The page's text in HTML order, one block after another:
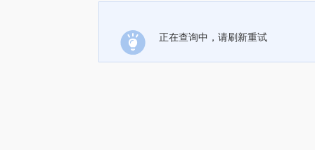
正在查询中，请刷新重试